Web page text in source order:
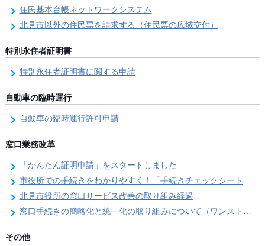
住民基本台帳ネットワークシステム
北見市以外の住民票を請求する（住民票の広域交付）
特別永住者証明書
特別永住者証明書に関する申請
自動車の臨時運行
自動車の臨時運行許可申請
窓口業務改革
「かんたん証明申請」をスタートしました
市役所での手続きをわかりやすく！「手続きチェックシート」を導入しました
北見市役所の窓口サービス改善の取り組み経過
窓口手続きの簡略化と統一化の取り組みについて（ワンストップサービス推進事業）
その他